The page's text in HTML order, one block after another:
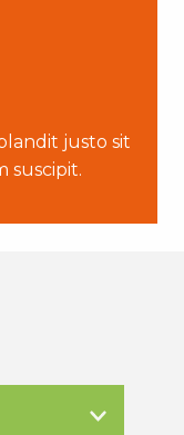
justo sit
suscipit.